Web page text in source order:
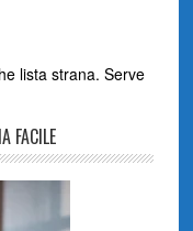
lista strana. Serve
FACILE